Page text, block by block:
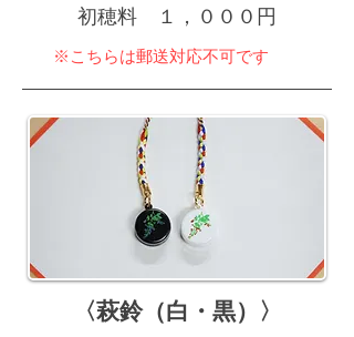
初穂料 １，０００円
※こちらは郵送対応不可です
〈萩鈴（白・黒）〉